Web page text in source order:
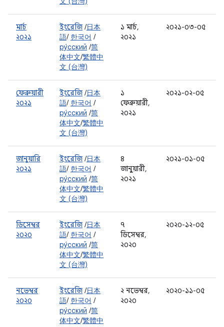
মার্চ
২০২১
ইংরেজি /日本
語/ 한국어 /
ру́сский /简
体中文/繁體中
文 (台灣)
১ মার্চ,
২০২১
২০২১-০৩-০৫
ফেব্রুয়ারী
২০২১
ইংরেজি /日本
語/ 한국어 /
ру́сский /简
体中文/繁體中
文 (台灣)
১
ফেব্রুয়ারী,
২০২১
২০২১-০২-০৫
জানুয়ারি
২০২১
ইংরেজি /日本
語/ 한국어 /
ру́сский /简
体中文/繁體中
文 (台灣)
৪
জানুয়ারী,
২০২১
২০২১-০১-০৫
ডিসেম্বর
২০২০
ইংরেজি /日本
語/ 한국어 /
ру́сский /简
体中文/繁體中
文 (台灣)
৭
ডিসেম্বর,
২০২০
২০২০-১২-০৫
নভেম্বর
২০২০
ইংরেজি /日本
語/ 한국어 /
ру́сский /简
体中文/繁體中
২ নভেম্বর,
২০২০
২০২০-১১-০৫